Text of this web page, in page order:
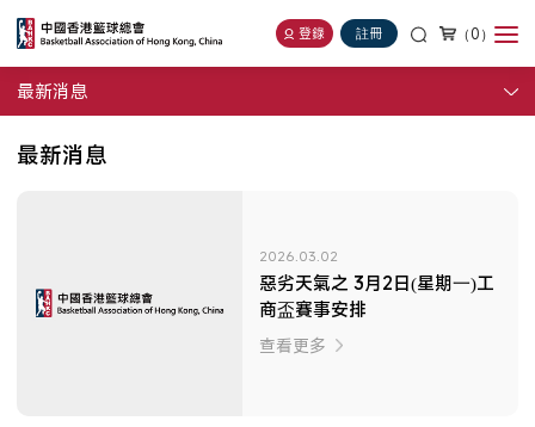
登錄 註冊 （0）
最新消息
最新消息
2026.03.02
惡劣天氣之 3月2日(星期一)工
商盃賽事安排
查看更多